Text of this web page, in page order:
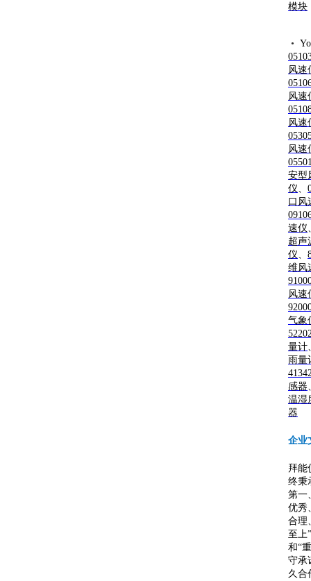
模块
•
风速
风速
风速
风速
安型
仪
口风
速仪
超声
仪
维风
风速
气象
量计
雨量
感器
温湿
器
企业
拜能
终秉
第一
优秀
合理
至上
和“
守承
久合